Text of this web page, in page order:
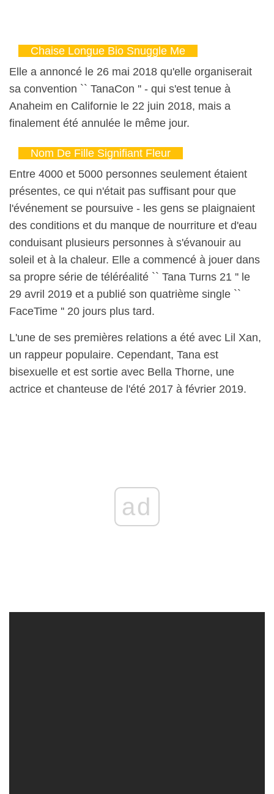
Chaise Longue Bio Snuggle Me
Elle a annoncé le 26 mai 2018 qu'elle organiserait
sa convention `` TanaCon '' - qui s'est tenue à
Anaheim en Californie le 22 juin 2018, mais a
finalement été annulée le même jour.
Nom De Fille Signifiant Fleur
Entre 4000 et 5000 personnes seulement étaient
présentes, ce qui n'était pas suffisant pour que
l'événement se poursuive - les gens se plaignaient
des conditions et du manque de nourriture et d'eau
conduisant plusieurs personnes à s'évanouir au
soleil et à la chaleur. Elle a commencé à jouer dans
sa propre série de téléréalité `` Tana Turns 21 '' le
29 avril 2019 et a publié son quatrième single ``
FaceTime '' 20 jours plus tard.
L'une de ses premières relations a été avec Lil Xan,
un rappeur populaire. Cependant, Tana est
bisexuelle et est sortie avec Bella Thorne, une
actrice et chanteuse de l'été 2017 à février 2019.
ad